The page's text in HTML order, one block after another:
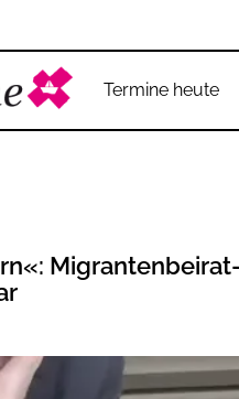
Termine heute